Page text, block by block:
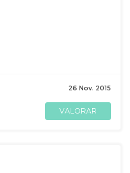
26 Nov. 2015
VALORAR